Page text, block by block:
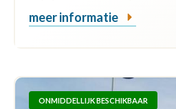
meer informatie
ONMIDDELLIJK BESCHIKBAAR